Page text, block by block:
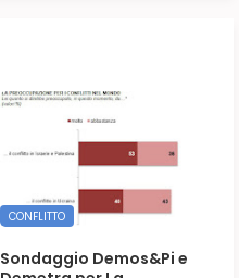
CONFLITTO
Sondaggio Demos&Pi e